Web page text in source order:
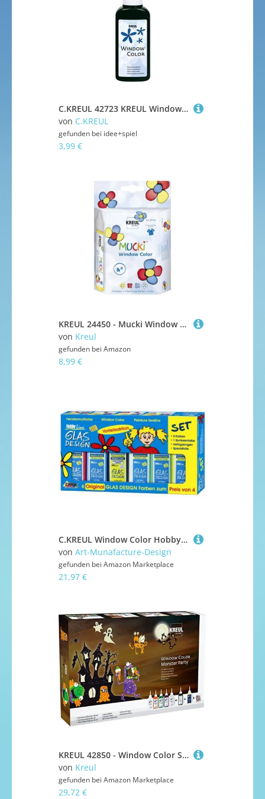
C.KREUL 42723 KREUL Window Color Schwarz 80 ml
von C.KREUL
gefunden bei idee+spiel
3,99 €
KREUL 24450 - Mucki Window Color Set, 4 x 29 ml Farbe und feste Folie, Fenstermalfarbe auf Wasserbasis, parabenfrei, glutenfrei, laktosefrei, vegan, leicht vermalbar, auswaschbar
von Kreul
gefunden bei Amazon
8,99 €
C.KREUL Window Color Hobby Line "Glas Design", Aktions-Set
von Art-Munafacture-Design
gefunden bei Amazon Marketplace
21,97 €
KREUL 42850 - Window Color Set Monster Party, 7 x 80 ml Fenstermalfarben, inkl. schwarze Konturenfarbe & Nachtleuchtfarbe, für kreative Kinder, Gruselspaß am Fenster und Motivvorlagen
von Kreul
gefunden bei Amazon Marketplace
29,72 €